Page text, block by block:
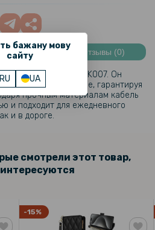
бажану мову
сайту
RU UA
Отзывы (0)
смарт-часа GP-PK007. Он
подключение, гарантируя
прочным материалам кабель
и подходит для ежедневного
и в дороге.
смотрели этот товар,
-15%